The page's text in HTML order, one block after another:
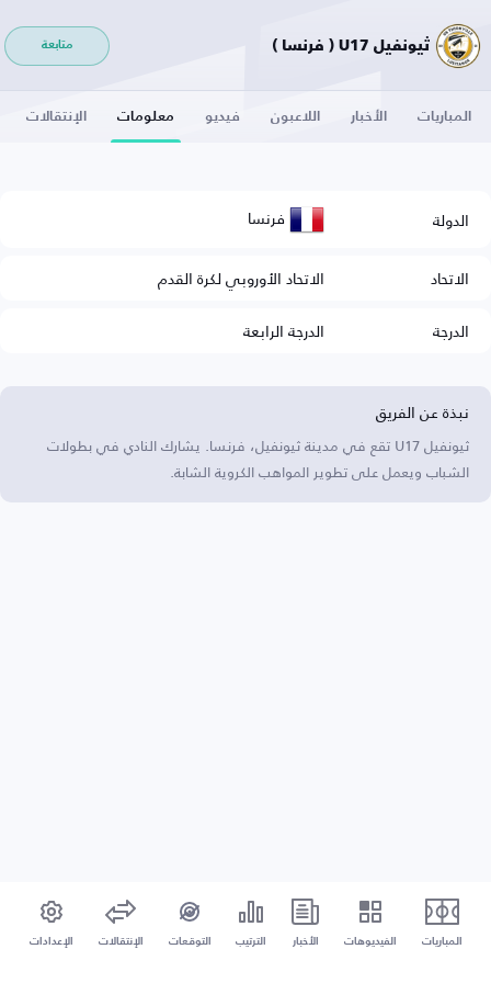
ثيونفيل U17 ( فرنسا ) متابعة
المباريات الأخبار اللاعبون فيديو معلومات الإنتقالات
الدولة فرنسا
الاتحاد
الاتحاد الأوروبي لكرة القدم
الدرجة
الدرجة الرابعة
نبذة عن الفريق
ثيونفيل U17 تقع في مدينة ثيونفيل، فرنسا. يشارك النادي في بطولات
الشباب ويعمل على تطوير المواهب الكروية الشابة.
المباريات الفيديوهات الأخبار الترتيب التوقعات الإنتقالات الإعدادات